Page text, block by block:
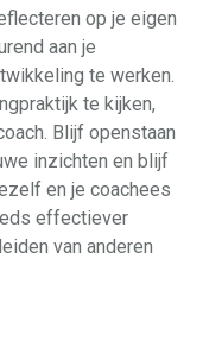
op je eigen
aan je
te werken.
te kijken,
Blijf openstaan
inzichten en blijf
en je coachees
effectiever
van anderen